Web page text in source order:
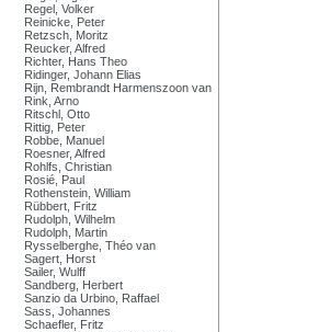
Regel, Volker
Reinicke, Peter
Retzsch, Moritz
Reucker, Alfred
Richter, Hans Theo
Ridinger, Johann Elias
Rijn, Rembrandt Harmenszoon van
Rink, Arno
Ritschl, Otto
Rittig, Peter
Robbe, Manuel
Roesner, Alfred
Rohlfs, Christian
Rosié, Paul
Rothenstein, William
Rübbert, Fritz
Rudolph, Wilhelm
Rudolph, Martin
Rysselberghe, Théo van
Sagert, Horst
Sailer, Wulff
Sandberg, Herbert
Sanzio da Urbino, Raffael
Sass, Johannes
Schaefler, Fritz